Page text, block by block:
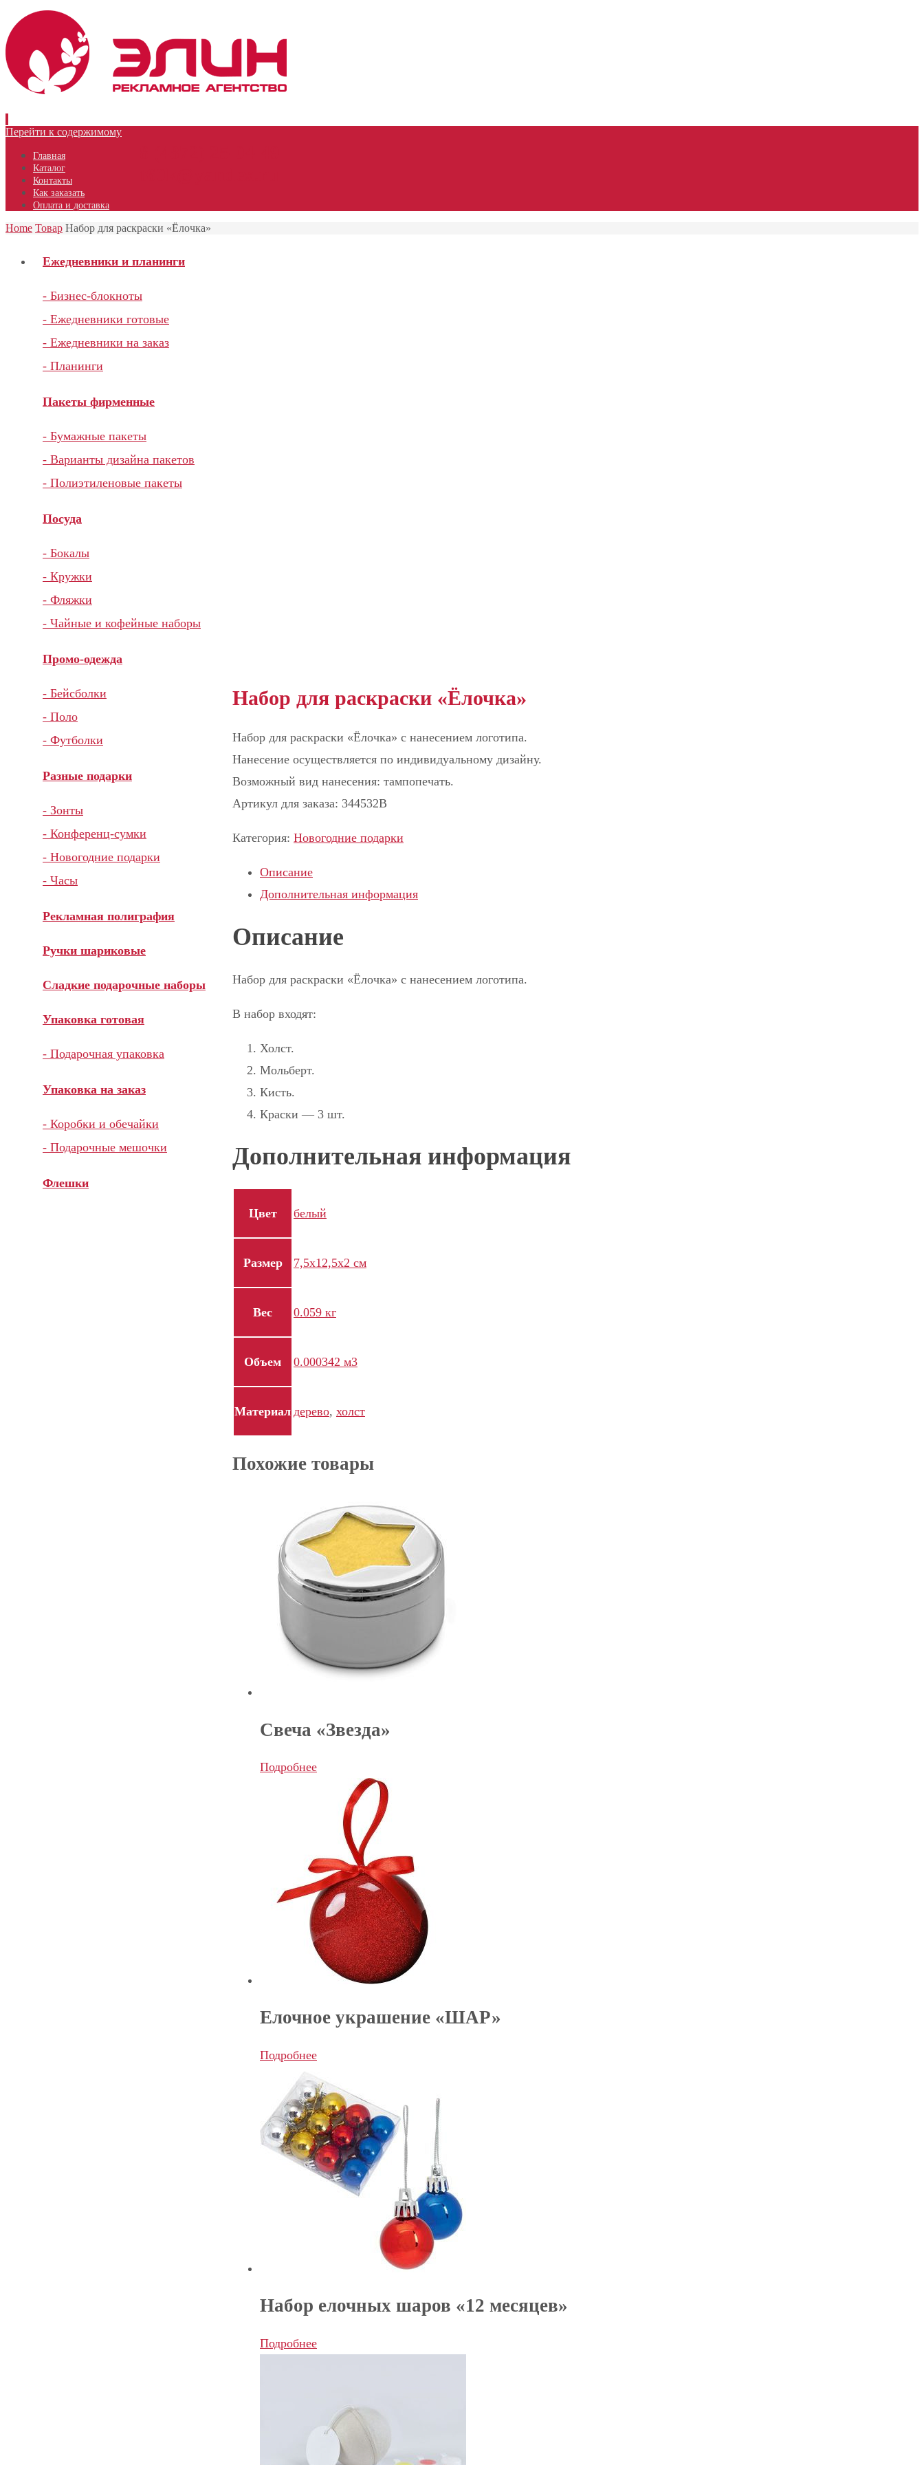
Перейти к содержимому
Главная
Каталог
Контакты
Как заказать
Оплата и доставка
Home Товар Набор для раскраски «Ёлочка»
Набор для раскраски «Ёлочка»
Набор для раскраски «Ёлочка» с нанесением логотипа.
Нанесение осуществляется по индивидуальному дизайну.
Возможный вид нанесения: тампопечать.
Артикул для заказа: 344532B
Категория: Новогодние подарки
Описание
Дополнительная информация
Описание
Набор для раскраски «Ёлочка» с нанесением логотипа.
В набор входят:
Холст.
Мольберт.
Кисть.
Краски — 3 шт.
Дополнительная информация
Цвет белый
Размер 7,5х12,5х2 см
Вес 0.059 кг
Объем 0.000342 м3
Материал дерево, холст
Похожие товары
Свеча «Звезда»
Подробнее
Елочное украшение «ШАР»
Подробнее
Набор елочных шаров «12 месяцев»
Подробнее
Ежедневники и планинги
- Бизнес-блокноты
- Ежедневники готовые
- Ежедневники на заказ
- Планинги
Пакеты фирменные
- Бумажные пакеты
- Варианты дизайна пакетов
- Полиэтиленовые пакеты
Посуда
- Бокалы
- Кружки
- Фляжки
- Чайные и кофейные наборы
Промо-одежда
- Бейсболки
- Поло
- Футболки
Разные подарки
- Зонты
- Конференц-сумки
- Новогодние подарки
- Часы
Рекламная полиграфия
Ручки шариковые
Сладкие подарочные наборы
Упаковка готовая
- Подарочная упаковка
Упаковка на заказ
- Коробки и обечайки
- Подарочные мешочки
Флешки